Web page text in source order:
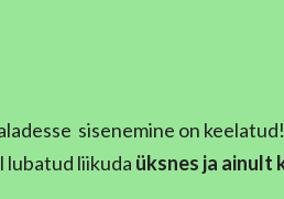
sisenemine on keelatud!
lubatud liikuda üksnes ja ainult